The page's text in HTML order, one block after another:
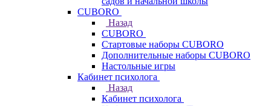
CUBORO
Назад
CUBORO
Стартовые наборы CUBORO
Дополнительные наборы CUBORO
Настольные игры
Кабинет психолога
Назад
Кабинет психолога